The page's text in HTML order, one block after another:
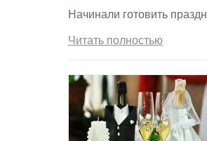
Начинали готовить
Читать полностью